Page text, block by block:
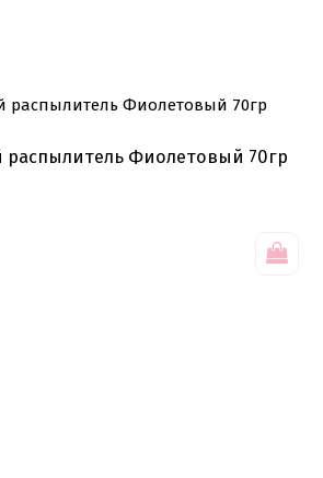
распылитель Фиолетовый 70гр